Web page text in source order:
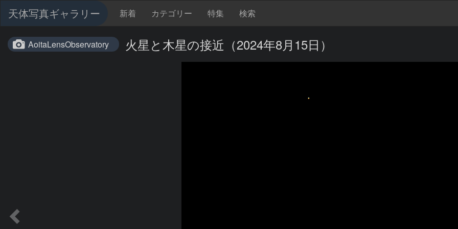
天体写真ギャラリー 新着 カテゴリー 特集 検索
AoitaLensObservatory 火星と木星の接近（2024年8月15日）